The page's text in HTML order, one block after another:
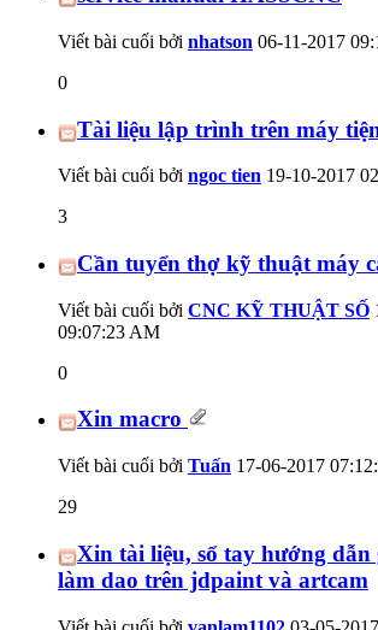
Viết bài cuối bởi nhatson 06-11-2017
0
Tài liệu lập trình trên máy
Viết bài cuối bởi ngoc tien 19-10-2017
3
Cần tuyển thợ kỹ thuật máy
Viết bài cuối bởi CNC KỸ THUẬT SỐ
09:07:23 AM
0
Xin macro
Viết bài cuối bởi Tuấn 17-06-2017
29
Xin tài liệu, sổ tay hướng dẫn
làm dao trên jdpaint và artcam